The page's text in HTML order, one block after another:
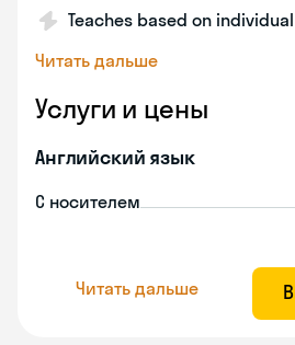
Teaches based on
Читать дальше
Услуги и цены
Английский язык
С носителем
Читать дальше